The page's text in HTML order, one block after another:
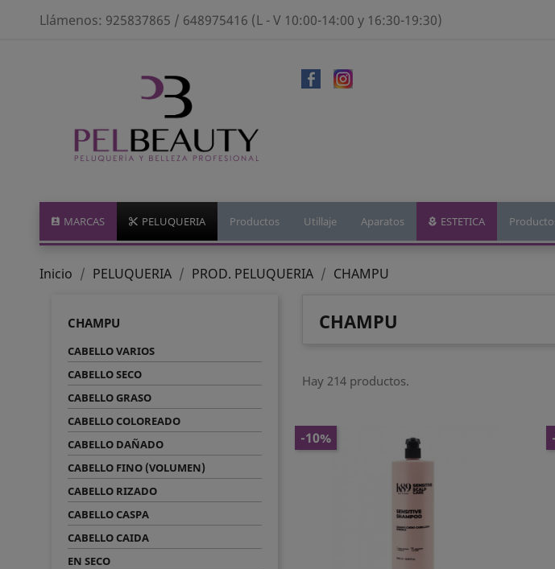
Llámenos: 925837865 / 648975416 (L - V 10:00-14:00 y 16:30-19:30)
MARCAS PELUQUERIA Productos Utillaje Aparatos ESTETICA
Inicio PELUQUERIA PROD. PELUQUERIA CHAMPU
CHAMPU
CABELLO VARIOS
CABELLO SECO
CABELLO GRASO
CABELLO COLOREADO
CABELLO DAÑADO
CABELLO FINO (VOLUMEN)
CABELLO RIZADO
CABELLO CASPA
CABELLO CAIDA
EN SECO
CHAMPU
Hay 214 productos.
-10%